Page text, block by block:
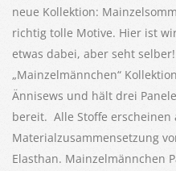
neue Kollektion:
richtig tolle Motive. Hier ist
etwas dabei, aber seht
„Mainzelmännchen“
Ännisews und hält drei
bereit. Alle Stoffe erscheinen
Materialzusammensetzung
Elasthan. Mainzelmännchen